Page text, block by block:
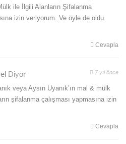
ile İlgili Alanların Şifalanma
izin veriyorum. Ve öyle de oldu.
Cevapla
Diyor 7 yıl önce
veya Aysın Uyanık’ın mal & mülk
şifalanma çalışması yapmasına izin
Cevapla